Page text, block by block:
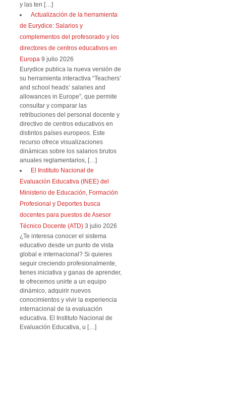
y las ten […]
Actualización de la herramienta
de Eurydice: Salarios y
complementos del profesorado y los
directores de centros educativos en
Europa 9 julio 2026
Eurydice publica la nueva versión de
su herramienta interactiva “Teachers’
and school heads’ salaries and
allowances in Europe”, que permite
consultar y comparar las
retribuciones del personal docente y
directivo de centros educativos en
distintos países europeos. Este
recurso ofrece visualizaciones
dinámicas sobre los salarios brutos
anuales reglamentarios, […]
El Instituto Nacional de
Evaluación Educativa (INEE) del
Ministerio de Educación, Formación
Profesional y Deportes busca
docentes para puestos de Asesor
Técnico Docente (ATD) 3 julio 2026
¿Te interesa conocer el sistema
educativo desde un punto de vista
global e internacional? Si quieres
seguir creciendo profesionalmente,
tienes iniciativa y ganas de aprender,
te ofrecemos unirte a un equipo
dinámico, adquirir nuevos
conocimientos y vivir la experiencia
internacional de la evaluación
educativa. El Instituto Nacional de
Evaluación Educativa, u […]